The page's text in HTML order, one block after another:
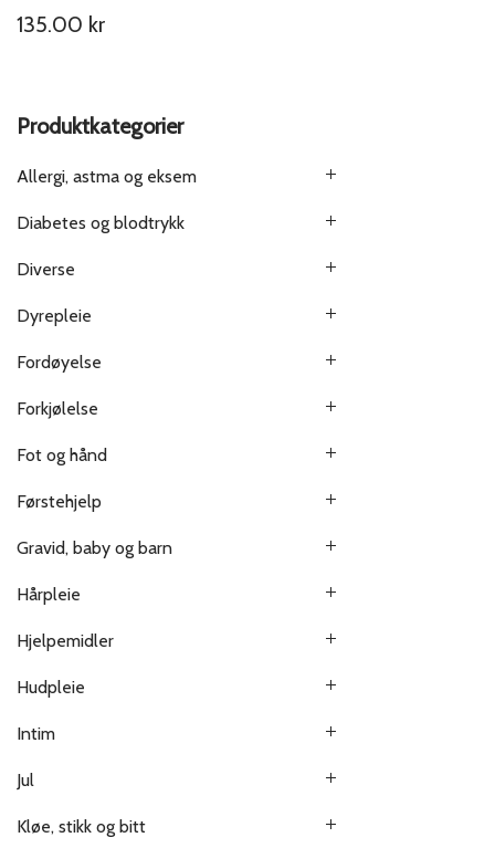
135.00 kr
Produktkategorier
Allergi, astma og eksem
Diabetes og blodtrykk
Diverse
Dyrepleie
Fordøyelse
Forkjølelse
Fot og hånd
Førstehjelp
Gravid, baby og barn
Hårpleie
Hjelpemidler
Hudpleie
Intim
Jul
Kløe, stikk og bitt